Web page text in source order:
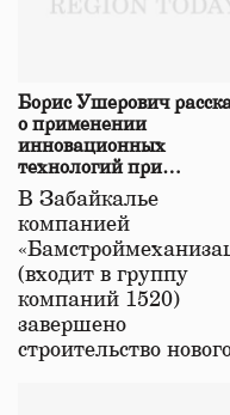
Борис Ушерович
о применении
инновационных
технологий при
строительстве нового
в Забайкалье
В Забайкалье
компанией
(входит в группу
компаний 1520)
завершено
строительство